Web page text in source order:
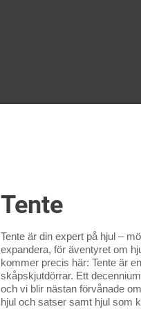
Tente
Tente är din expert på hjul –
expandera, för äventyret om
kommer precis här: Tente är
skåpskjutdörrar. Ett
och vi blir nästan förvånade
hjul och satser samt hjul som